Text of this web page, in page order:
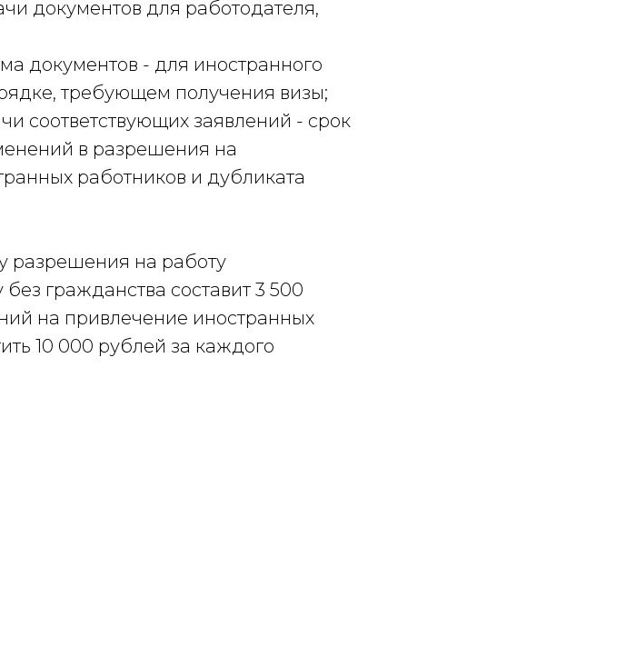
документов для работодателя,
документов - для иностранного
требующем получения визы;
соответствующих заявлений - срок
в разрешения на
работников и дубликата
разрешения на работу
гражданства составит 3 500
на привлечение иностранных
10 000 рублей за каждого